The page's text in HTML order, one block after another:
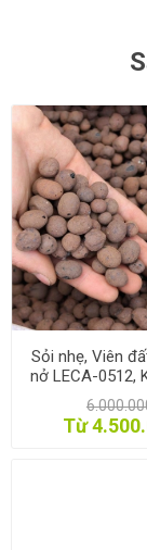
Sỏi nhẹ, Viên
nở LECA-0512,
05-12mm,
pebbles
Từ